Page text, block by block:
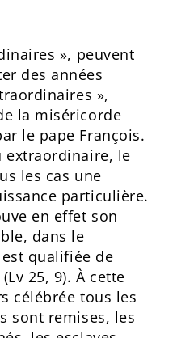
», peuvent
des années
»,
la miséricorde
le pape François.
extraordinaire, le
les cas une
particulière.
en effet son
dans le
qualifiée de
25, 9). À cette
célébrée tous les
sont remises, les